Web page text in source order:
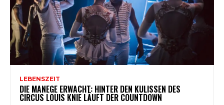
LEBENSZEIT
DIE MANEGE ERWACHT: HINTER DEN KULISSEN DES
CIRCUS LOUIS KNIE LÄUFT DER COUNTDOWN